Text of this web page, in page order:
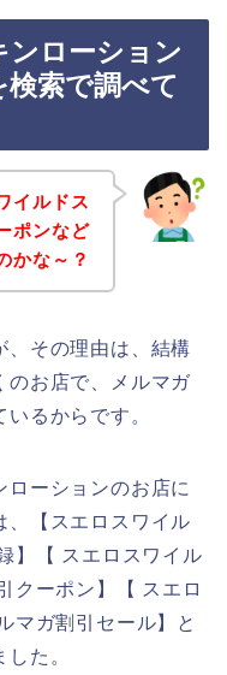
ンローション
索で調べて
イルドス
ポンなど
かな～？
、その理由は、結構
のお店で、メルマガ
るからです。
ローションのお店に
、【スエロスワイル
】【 スエロスワイル
クーポン】【 スエロ
マガ割引セール】と
た。